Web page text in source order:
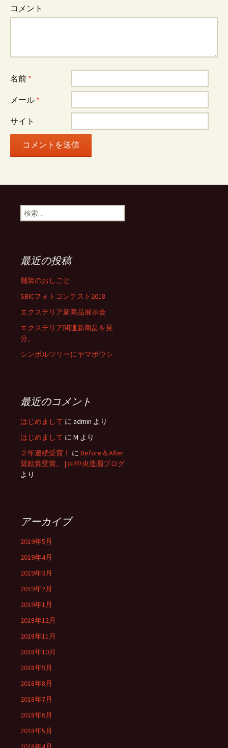
コメント
名前 *
メール *
サイト
検
索
最近の投稿
舗装のおしごと
SBICフォトコンテスト2018
エクステリア新商品展示会
エクステリア関連新商品を見
分。
シンボルツリーにヤマボウシ
最近のコメント
はじめまして に admin より
はじめまして に M より
２年連続受賞！ に Before＆After
奨励賞受賞。 | ㈱中央造園ブログ
より
アーカイブ
2019年5月
2019年4月
2019年3月
2019年2月
2019年1月
2018年12月
2018年11月
2018年10月
2018年9月
2018年8月
2018年7月
2018年6月
2018年5月